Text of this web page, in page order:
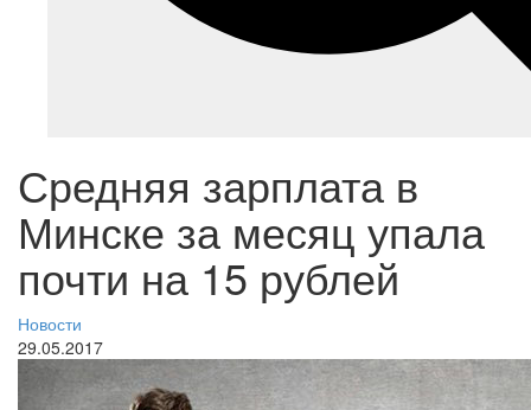
Средняя зарплата в
Минске за месяц упала
почти на 15 рублей
Новости
29.05.2017